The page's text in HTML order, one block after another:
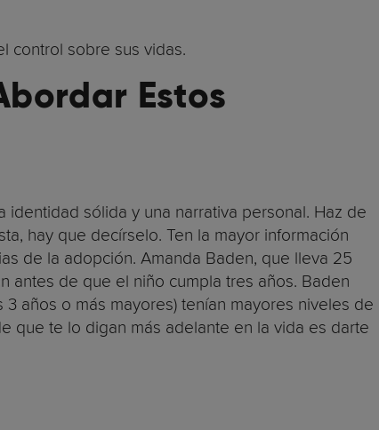
control sobre sus vidas.
Estos
sólida y una narrativa personal. Haz de
hay que decírselo. Ten la mayor información
de la adopción. Amanda Baden, que lleva 25
antes de que el niño cumpla tres años. Baden
años o más mayores) tenían mayores niveles de
que te lo digan más adelante en la vida es darte